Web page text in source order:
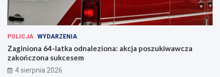
POLICJA WYDARZENIA
Zaginiona 64-latka odnaleziona: akcja poszukiwawcza
zakończona sukcesem
4 sierpnia 2026